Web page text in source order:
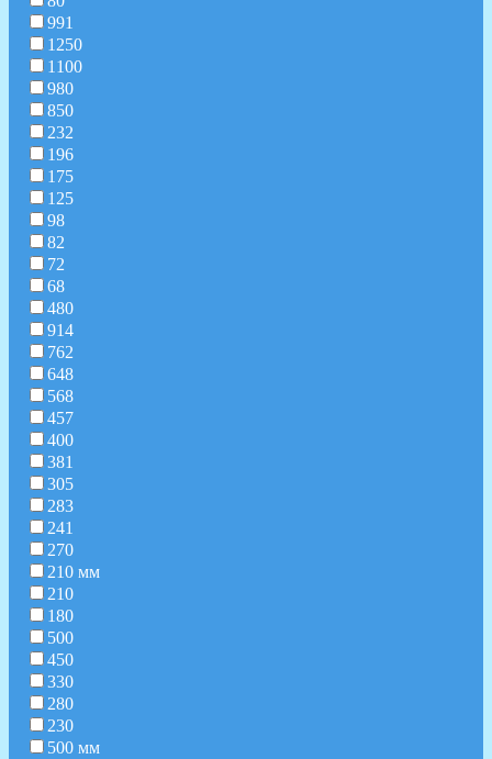
991
1250
1100
980
850
232
196
175
125
98
82
72
68
480
914
762
648
568
457
400
381
305
283
241
270
210 мм
210
180
500
450
330
280
230
500 мм